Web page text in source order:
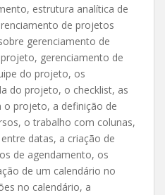
estrutura analítica de
de projetos
gerenciamento de
gerenciamento de
do projeto, os
do projeto, o checklist, as
o projeto, a definição de
o trabalho com colunas,
datas, a criação de
de agendamento, os
de um calendário no
no calendário, a